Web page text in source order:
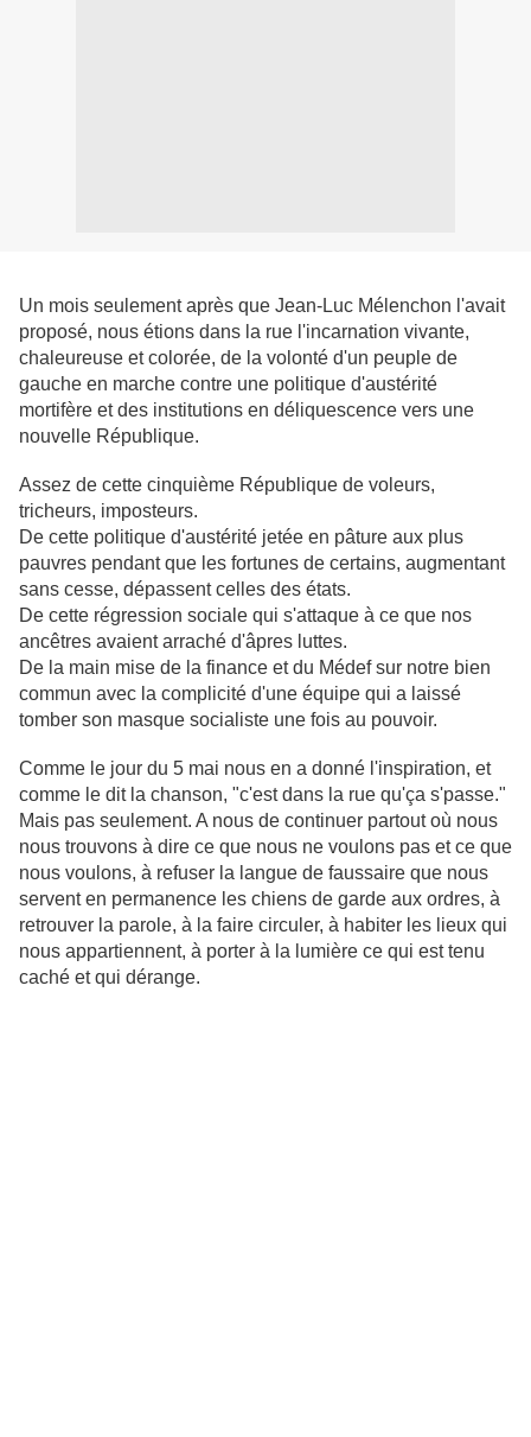
Un mois seulement après que Jean-Luc Mélenchon l'avait
proposé, nous étions dans la rue l'incarnation vivante,
chaleureuse et colorée, de la volonté d'un peuple de
gauche en marche contre une politique d'austérité
mortifère et des institutions en déliquescence vers une
nouvelle République.
Assez de cette cinquième République de voleurs,
tricheurs, imposteurs.
De cette politique d'austérité jetée en pâture aux plus
pauvres pendant que les fortunes de certains, augmentant
sans cesse, dépassent celles des états.
De cette régression sociale qui s'attaque à ce que nos
ancêtres avaient arraché d'âpres luttes.
De la main mise de la finance et du Médef sur notre bien
commun avec la complicité d'une équipe qui a laissé
tomber son masque socialiste une fois au pouvoir.
Comme le jour du 5 mai nous en a donné l'inspiration, et
comme le dit la chanson, "c'est dans la rue qu'ça s'passe."
Mais pas seulement. A nous de continuer partout où nous
nous trouvons à dire ce que nous ne voulons pas et ce que
nous voulons, à refuser la langue de faussaire que nous
servent en permanence les chiens de garde aux ordres, à
retrouver la parole, à la faire circuler, à habiter les lieux qui
nous appartiennent, à porter à la lumière ce qui est tenu
caché et qui dérange.